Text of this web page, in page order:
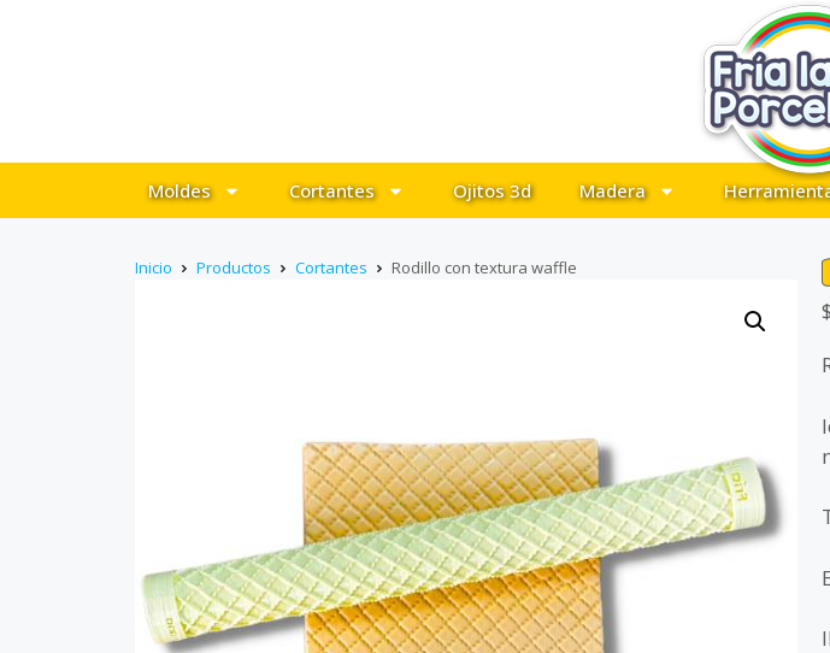
Moldes Cortantes Ojitos 3d Madera
Inicio Productos Cortantes Rodillo con textura waffle
$